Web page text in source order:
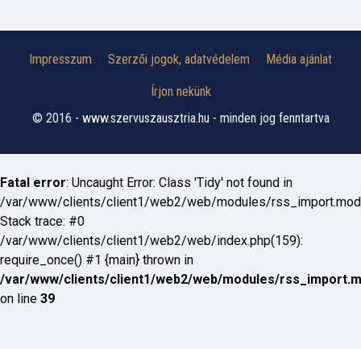
Impresszum Szerzői jogok, adatvédelem Média ajánlat
Írjon nekünk
© 2016 - www.szervuszausztria.hu - minden jog fenntartva
Fatal error: Uncaught Error: Class 'Tidy' not found in
/var/www/clients/client1/web2/web/modules/
Stack trace: #0
/var/www/clients/client1/web2/web/index.php(159):
require_once() #1 {main} thrown in
/var/www/clients/client1/web2/web/modules/
on line 39